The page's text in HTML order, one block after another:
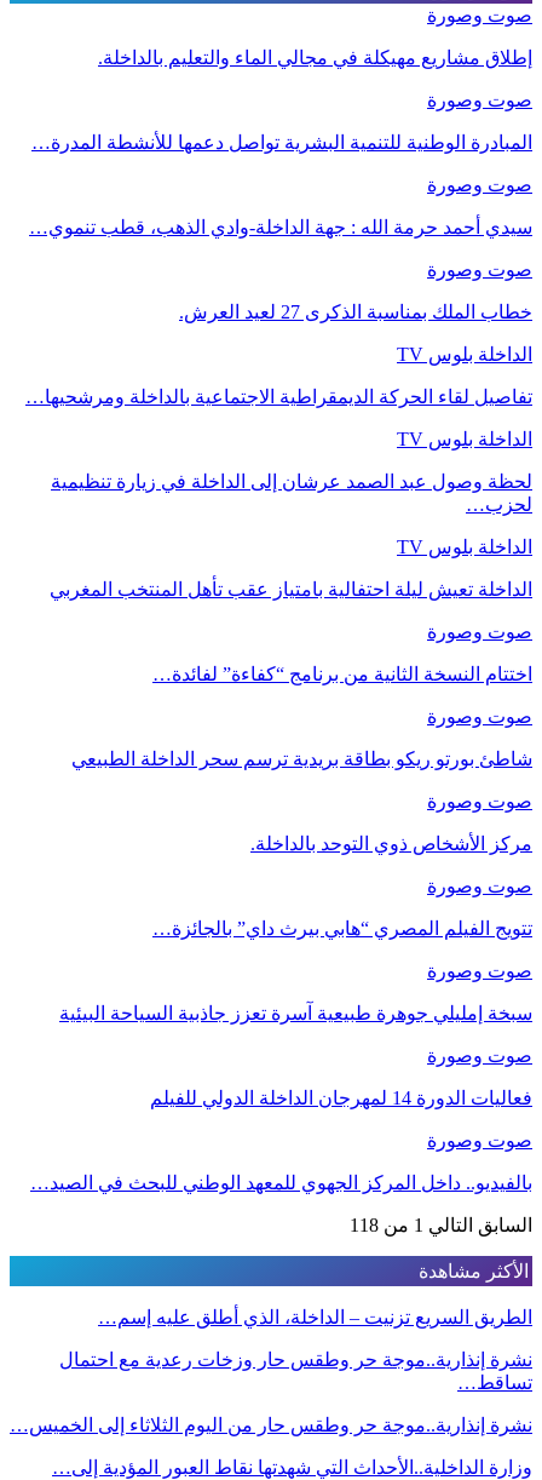
صوت وصورة
إطلاق مشاريع مهيكلة في مجالي الماء والتعليم بالداخلة.
صوت وصورة
المبادرة الوطنية للتنمية البشرية تواصل دعمها للأنشطة المدرة…
صوت وصورة
سيدي أحمد حرمة الله : جهة الداخلة-وادي الذهب، قطب تنموي…
صوت وصورة
خطاب الملك بمناسبة الذكرى 27 لعيد العرش.
الداخلة بلوس TV
تفاصيل لقاء الحركة الديمقراطية الاجتماعية بالداخلة ومرشحيها…
الداخلة بلوس TV
لحظة وصول عبد الصمد عرشان إلى الداخلة في زيارة تنظيمية
لحزب…
الداخلة بلوس TV
الداخلة تعيش ليلة احتفالية بامتياز عقب تأهل المنتخب المغربي
صوت وصورة
اختتام النسخة الثانية من برنامج “كفاءة” لفائدة…
صوت وصورة
شاطئ بورتو ريكو بطاقة بريدية ترسم سحر الداخلة الطبيعي
صوت وصورة
مركز الأشخاص ذوي التوحد بالداخلة.
صوت وصورة
تتويج الفيلم المصري “هابي بيرث داي” بالجائزة…
صوت وصورة
سبخة إمليلي جوهرة طبيعية آسرة تعزز جاذبية السياحة البيئية
صوت وصورة
فعاليات الدورة 14 لمهرجان الداخلة الدولي للفيلم
صوت وصورة
بالفيديو.. داخل المركز الجهوي للمعهد الوطني للبحث في الصيد…
السابق التالي 1 من 118
الأكثر مشاهدة
الطريق السريع تزنيت – الداخلة، الذي أطلق عليه إسم…
نشرة إنذارية..موجة حر وطقس حار وزخات رعدية مع احتمال
تساقط…
نشرة إنذارية..موجة حر وطقس حار من اليوم الثلاثاء إلى الخميس…
وزارة الداخلية..الأحداث التي شهدتها نقاط العبور المؤدية إلى…